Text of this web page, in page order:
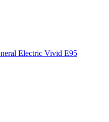
Electric Vivid E95